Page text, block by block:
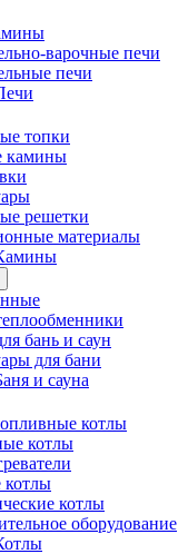
варочные печи
печи
топки
камины
решетки
материалы
бань и саун
для бани
и сауна
котлы
котлы
котлы
котлы
оборудование